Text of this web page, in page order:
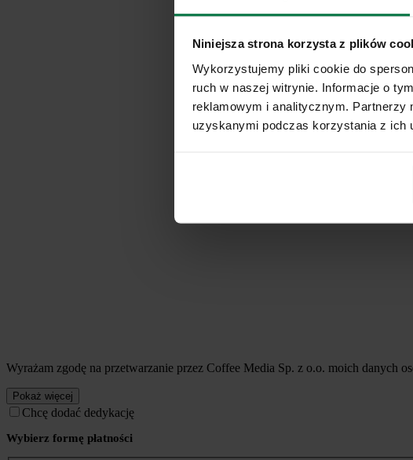
Niniejsza strona korzysta z plików
Wykorzystujemy pliki cookie do
ruch w naszej witrynie. Informacje o
reklamowym i analitycznym. Partnerzy
uzyskanymi podczas korzystania z ich
Wyrażam zgodę na przetwarzanie przez Coffee Media Sp. z o.o. moich danych
Pokaż więcej
Chcę dodać dedykację
Wybierz formę płatności